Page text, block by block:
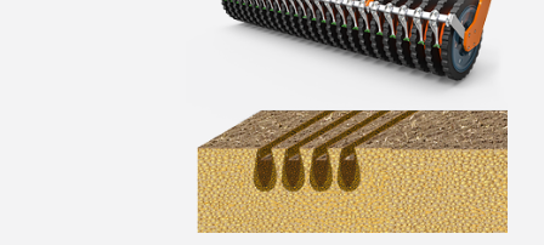
Der Striegel ist optional auch in einer HD-
Variante erhältlich, für noch höhere
Für alle Maschinen